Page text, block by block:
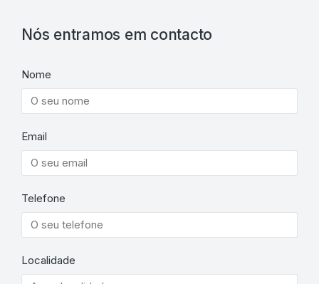
Nós entramos em contacto
Nome
Email
Telefone
Localidade